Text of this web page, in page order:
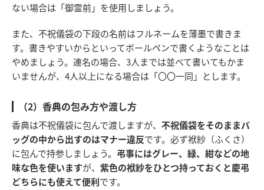
ない場合は「御霊前」を使用しましょう。
また、不祝儀袋の下段の名前はフルネームを薄墨で書きま
す。書きやすいからといってボールペンで書くようなことは
やめましょう。連名の場合、3人までは並べて書いてもかま
いませんが、4人以上になる場合は「〇〇一同」とします。
（2）香典の包み方や渡し方
香典は不祝儀袋に包んで渡しますが、 不祝儀袋をそのままバ
ッグの中から出すのはマナー違反です。必ず袱紗（ふくさ）
に包んで持参しましょう。 弔事にはグレー、緑、紺などの地
味な色を使いますが、 紫色の袱紗をひとつ持っておくと慶弔
どちらにも使えて便利です。